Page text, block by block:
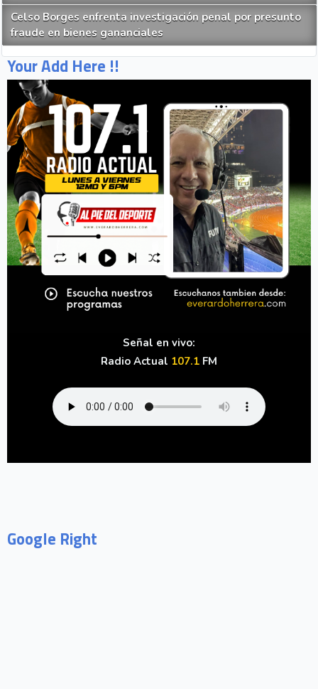
Celso Borges enfrenta investigación penal por presunto
fraude en bienes gananciales
Your Add Here !!
Señal en vivo:
Radio Actual 107.1 FM
Google Right